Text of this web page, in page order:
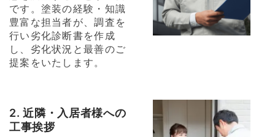
です。塗装の経験・知識
豊富な担当者が、調査を
行い劣化診断書を作成
し、劣化状況と最善のご
提案をいたします。
2. 近隣・入居者様への
工事挨拶